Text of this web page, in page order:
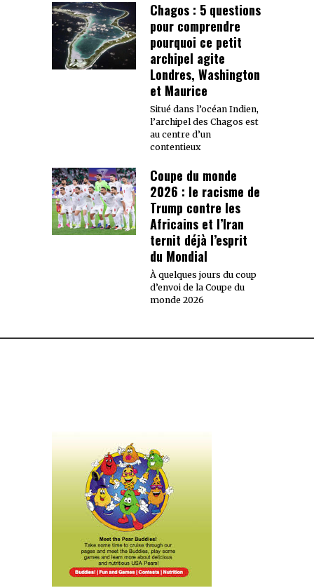
Chagos : 5 questions
pour comprendre
pourquoi ce petit
archipel agite
Londres, Washington
et Maurice
Situé dans l’océan Indien,
l’archipel des Chagos est
au centre d’un
contentieux
Coupe du monde
2026 : le racisme de
Trump contre les
Africains et l’Iran
ternit déjà l’esprit
du Mondial
À quelques jours du coup
d’envoi de la Coupe du
monde 2026